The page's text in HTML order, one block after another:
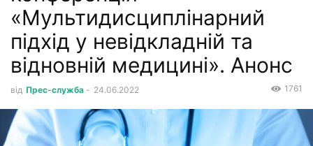
«Мультидисциплінарний
підхід у невідкладній та
відновній медицині». Анонс
від Прес-служба - 24.06.2022 1761